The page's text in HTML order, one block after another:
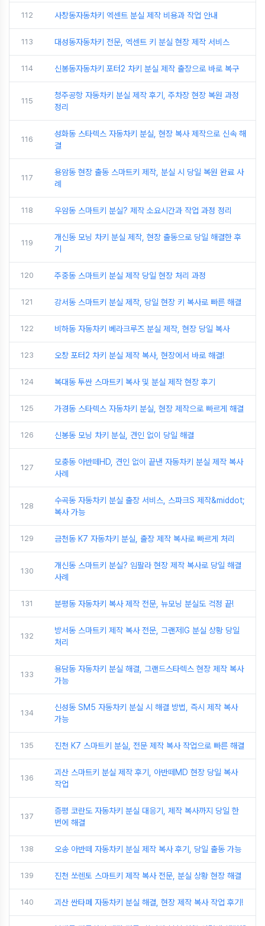
112 사창동자동차키 엑센트 분실 제작 비용과 작업 안내
113 대성동자동차키 전문, 엑센트 키 분실 현장 제작 서비스
114 신봉동자동차키 포터2 차키 분실 제작 출장으로 바로 복구
115
청주공항 자동차키 분실 제작 후기, 주차장 현장 복원 과정
정리
116
성화동 스타렉스 자동차키 분실, 현장 복사 제작으로 신속 해
결
117
용암동 현장 출동 스마트키 제작, 분실 시 당일 복원 완료 사
례
118 우암동 스마트키 분실? 제작 소요시간과 작업 과정 정리
119
개신동 모닝 차키 분실 제작, 현장 출동으로 당일 해결한 후
기
120 주중동 스마트키 분실 제작 당일 현장 처리 과정
121 강서동 스마트키 분실 제작, 당일 현장 키 복사로 빠른 해결
122 비하동 자동차키 베라크루즈 분실 제작, 현장 당일 복사
123 오창 포터2 차키 분실 제작 복사, 현장에서 바로 해결!
124 복대동 투싼 스마트키 복사 및 분실 제작 현장 후기
125 가경동 스타렉스 자동차키 분실, 현장 제작으로 빠르게 해결
126 신봉동 모닝 차키 분실, 견인 없이 당일 해결
127
모충동 아반떼HD, 견인 없이 끝낸 자동차키 분실 제작 복사
사례
128
수곡동 자동차키 분실 출장 서비스, 스파크S 제작&middot;
복사 가능
129 금천동 K7 자동차키 분실, 출장 제작 복사로 빠르게 처리
130
개신동 스마트키 분실? 임팔라 현장 제작 복사로 당일 해결
사례
131 분평동 자동차키 복사 제작 전문, 뉴모닝 분실도 걱정 끝!
132
방서동 스마트키 제작 복사 전문, 그랜저IG 분실 상황 당일
처리
133
용담동 자동차키 분실 해결, 그랜드스타렉스 현장 제작 복사
가능
134
신성동 SM5 자동차키 분실 시 해결 방법, 즉시 제작 복사
가능
135 진천 K7 스마트키 분실, 전문 제작 복사 작업으로 빠른 해결
136
괴산 스마트키 분실 제작 후기, 아반떼MD 현장 당일 복사
작업
137
증평 코란도 자동차키 분실 대응기, 제작 복사까지 당일 한
번에 해결
138 오송 아반떼 자동차키 분실 제작 복사 후기, 당일 출동 가능
139 진천 쏘렌토 스마트키 제작 복사 전문, 분실 상황 현장 해결
140 괴산 싼타페 자동차키 분실 해결, 현장 제작 복사 작업 후기!